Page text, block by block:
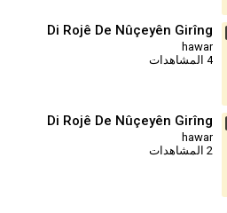
Di Rojê De Nûçeyên Girîng
hawar
Di Rojê De Nûçeyên Girîng
hawar